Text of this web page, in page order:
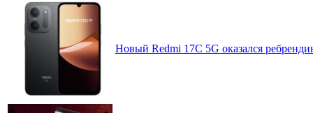
Новый Redmi 17C 5G оказался